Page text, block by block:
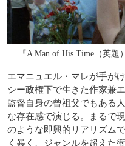
『A Man of His Time（英題
エマニュエル・マレが手が
シー政権下で生きた作家兼
監督自身の曾祖父でもある
な存在感で演じる。まるで
のような即興的リアリズム
く暴く、ジャンルを超えた衝